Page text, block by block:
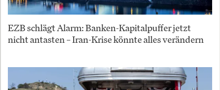
EZB schlägt Alarm: Banken-Kapitalpuffer jetzt
nicht antasten – Iran-Krise könnte alles verändern